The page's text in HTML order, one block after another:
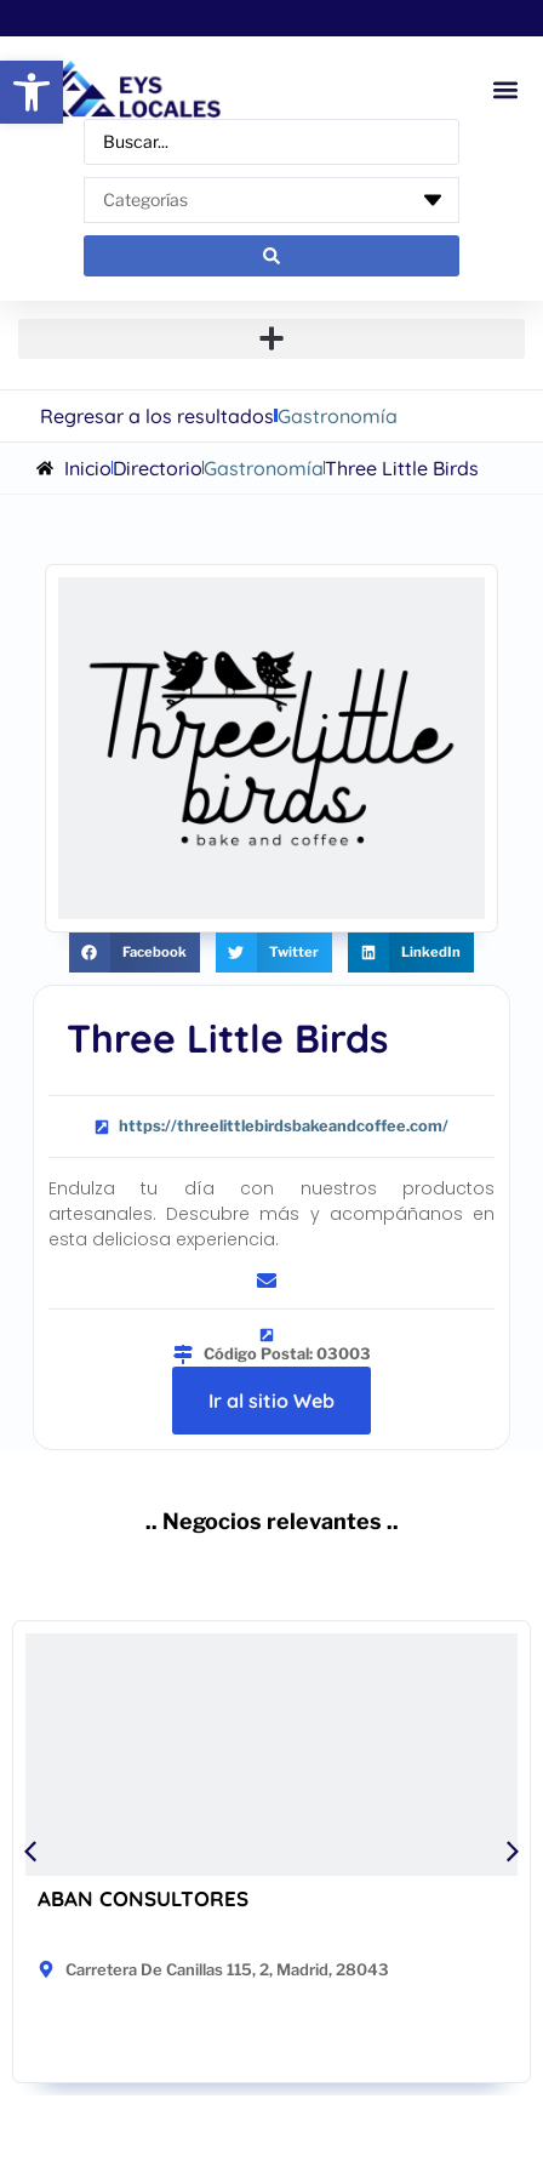
Abrir barra de herramientas
Regresar a los resultadosGastronomía
InicioDirectorioGastronomíaThree Little Birds
Three Little Birds
https://threelittlebirdsbakeandcoffee.com/
Endulza tu día con nuestros productos
artesanales. Descubre más y acompáñanos en
esta deliciosa experiencia.
Código Postal: 03003
Ir al sitio Web
Facebook Twitter LinkedIn
.. Negocios relevantes ..
ABAN CONSULTORES
Carretera De Canillas 115, 2, Madrid, 28043